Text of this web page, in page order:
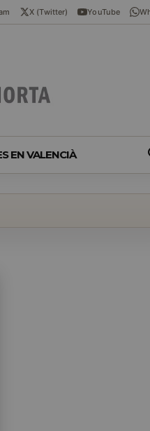
X (Twitter) YouTube
EN VALENCIÀ